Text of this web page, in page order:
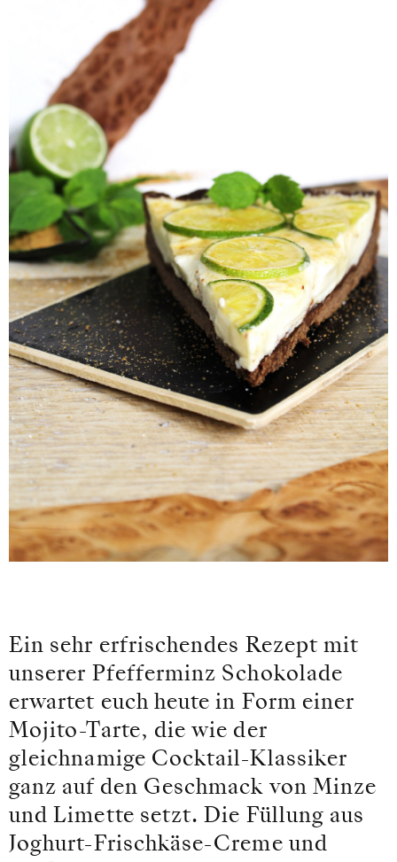
Ein sehr erfrischendes Rezept mit
unserer Pfefferminz Schokolade
erwartet euch heute in Form einer
Mojito-Tarte, die wie der
gleichnamige Cocktail-Klassiker
ganz auf den Geschmack von Minze
und Limette setzt. Die Füllung aus
Joghurt-Frischkäse-Creme und